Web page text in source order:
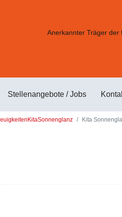
Anerkannter Träger der
Stellenangebote / Jobs
Kita